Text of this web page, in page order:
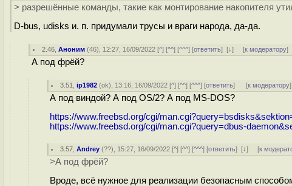
> разрешённые команды, такие как монтирование накопителя
D-bus, udisks и. п. придумали трусы и враги народа, да-да.
2.46 ,Аноним (46), 12:27, 16/09/2022 [^] [^^] [^^^] [ответить][↓] [к модератору]
А под фрёй?
3.51 ,ip1982 (ok), 13:16, 16/09/2022 [^] [^^] [^^^] [ответить] [к модератору]
А под виндой? А под OS/2? А под MS-DOS?
https://www.freebsd.org/cgi/
https://www.freebsd.org/cgi/man.cgi?query=dbus-
3.57 ,Andrey (??), 15:27, 16/09/2022 [^] [^^] [^^^] [ответить][↓] [к
>А под фрёй?
Вроде, всё нужное для реализации безопасным